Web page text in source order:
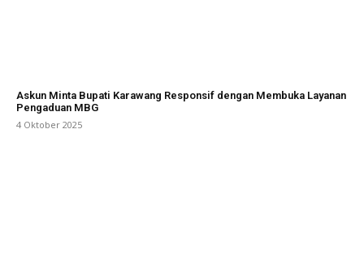
Askun Minta Bupati Karawang Responsif dengan Membuka Layanan
Pengaduan MBG
4 Oktober 2025